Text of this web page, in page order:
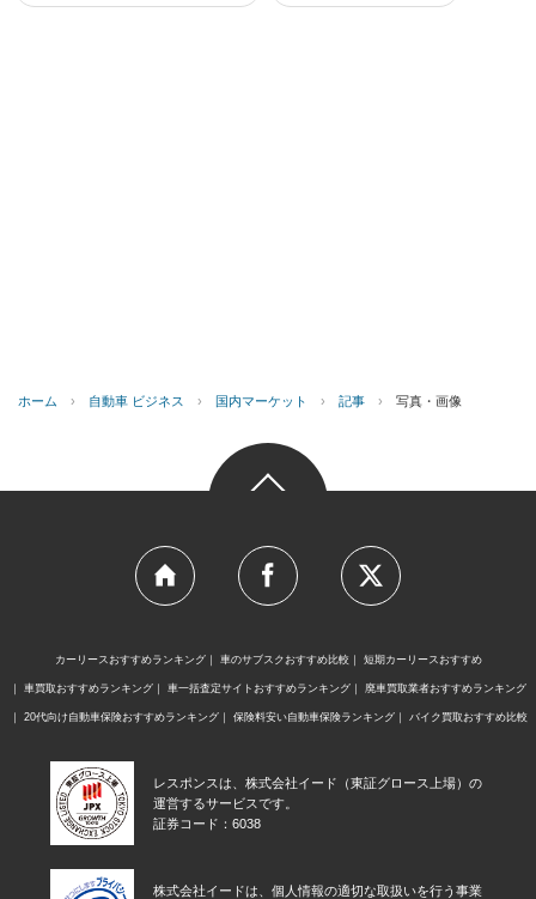
ホーム › 自動車 ビジネス › 国内マーケット › 記事 › 写真・画像
カーリースおすすめランキング 車のサブスクおすすめ比較 短期カーリースおすすめ
車買取おすすめランキング 車一括査定サイトおすすめランキング 廃車買取業者おすすめランキング
20代向け自動車保険おすすめランキング 保険料安い自動車保険ランキング バイク買取おすすめ比較
レスポンスは、株式会社イード（東証グロース上場）の
運営するサービスです。
証券コード：6038
株式会社イードは、個人情報の適切な取扱いを行う事業